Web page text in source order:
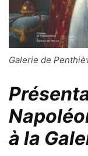
Galerie de
à la